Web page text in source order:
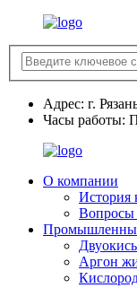
Адрес: г.
Часы работы:
О компании
История
Вопросы
Аргон